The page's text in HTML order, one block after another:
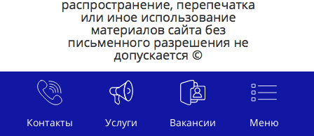
Контакты Услуги Вакансии Меню
И.П. Акулов Г.Г. ИНН 771878175258 ОГРНИП
45263591000